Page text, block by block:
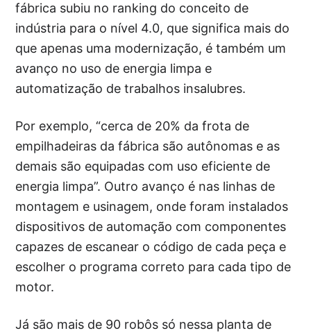
fábrica subiu no ranking do conceito de
indústria para o nível 4.0, que significa mais do
que apenas uma modernização, é também um
avanço no uso de energia limpa e
automatização de trabalhos insalubres.
Por exemplo, “cerca de 20% da frota de
empilhadeiras da fábrica são autônomas e as
demais são equipadas com uso eficiente de
energia limpa”. Outro avanço é nas linhas de
montagem e usinagem, onde foram instalados
dispositivos de automação com componentes
capazes de escanear o código de cada peça e
escolher o programa correto para cada tipo de
motor.
Já são mais de 90 robôs só nessa planta de